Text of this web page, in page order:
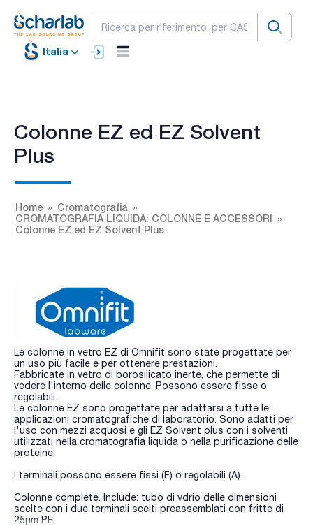
Italia
Colonne EZ ed EZ Solvent
Plus
Home
Cromatografia
CROMATOGRAFIA LIQUIDA: COLONNE E ACCESSORI
Colonne EZ ed EZ Solvent Plus
Le colonne in vetro EZ di Omnifit sono state progettate per
un uso più facile e per ottenere prestazioni.
Fabbricate in vetro di borosilicato inerte, che permette di
vedere l'interno delle colonne. Possono essere fisse o
regolabili.
Le colonne EZ sono progettate per adattarsi a tutte le
applicazioni cromatografiche di laboratorio. Sono adatti per
l'uso con mezzi acquosi e gli EZ Solvent plus con i solventi
utilizzati nella cromatografia liquida o nella purificazione delle
proteine.
I terminali possono essere fissi (F) o regolabili (A).
Colonne complete. Include: tubo di vdrio delle dimensioni
scelte con i due terminali scelti preassemblati con fritte di
25µm PE.